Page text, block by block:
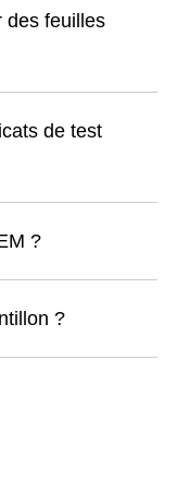
des feuilles
de test
?
?